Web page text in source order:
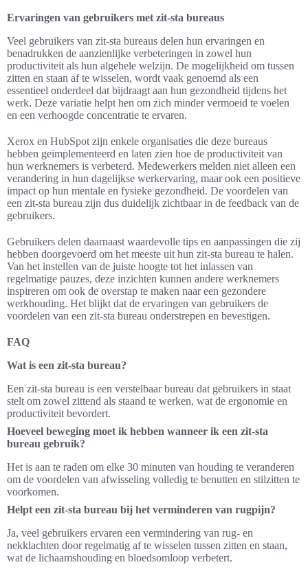
Ervaringen van gebruikers met zit-sta bureaus
Veel gebruikers van zit-sta bureaus delen hun ervaringen en
benadrukken de aanzienlijke verbeteringen in zowel hun
productiviteit als hun algehele welzijn. De mogelijkheid om tussen
zitten en staan af te wisselen, wordt vaak genoemd als een
essentieel onderdeel dat bijdraagt aan hun gezondheid tijdens het
werk. Deze variatie helpt hen om zich minder vermoeid te voelen
en een verhoogde concentratie te ervaren.
Xerox en HubSpot zijn enkele organisaties die deze bureaus
hebben geïmplementeerd en laten zien hoe de productiviteit van
hun werknemers is verbeterd. Medewerkers melden niet alleen een
verandering in hun dagelijkse werkervaring, maar ook een positieve
impact op hun mentale en fysieke gezondheid. De voordelen van
een zit-sta bureau zijn dus duidelijk zichtbaar in de feedback van de
gebruikers.
Gebruikers delen daarnaast waardevolle tips en aanpassingen die zij
hebben doorgevoerd om het meeste uit hun zit-sta bureau te halen.
Van het instellen van de juiste hoogte tot het inlassen van
regelmatige pauzes, deze inzichten kunnen andere werknemers
inspireren om ook de overstap te maken naar een gezondere
werkhouding. Het blijkt dat de ervaringen van gebruikers de
voordelen van een zit-sta bureau onderstrepen en bevestigen.
FAQ
Wat is een zit-sta bureau?
Een zit-sta bureau is een verstelbaar bureau dat gebruikers in staat
stelt om zowel zittend als staand te werken, wat de ergonomie en
productiviteit bevordert.
Hoeveel beweging moet ik hebben wanneer ik een zit-sta
bureau gebruik?
Het is aan te raden om elke 30 minuten van houding te veranderen
om de voordelen van afwisseling volledig te benutten en stilzitten te
voorkomen.
Helpt een zit-sta bureau bij het verminderen van rugpijn?
Ja, veel gebruikers ervaren een vermindering van rug- en
nekklachten door regelmatig af te wisselen tussen zitten en staan,
wat de lichaamshouding en bloedsomloop verbetert.